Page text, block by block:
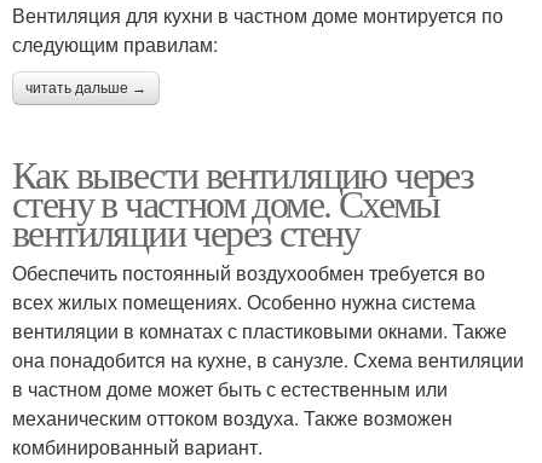
Вентиляция для кухни в частном доме монтируется по
следующим правилам:
читать дальше →
Как вывести вентиляцию через
стену в частном доме. Схемы
вентиляции через стену
Обеспечить постоянный воздухообмен требуется во
всех жилых помещениях. Особенно нужна система
вентиляции в комнатах с пластиковыми окнами. Также
она понадобится на кухне, в санузле. Схема вентиляции
в частном доме может быть с естественным или
механическим оттоком воздуха. Также возможен
комбинированный вариант.